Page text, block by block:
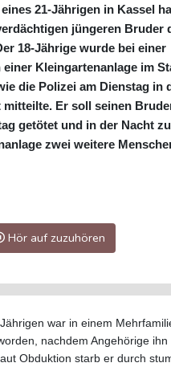
21-Jährigen in Kassel
jüngeren Bruder
18-Jährige wurde bei einer
Kleingartenanlage im
die Polizei am Dienstag in
mitteilte. Er soll seinen
getötet und in der Nacht
zwei weitere
Hör auf zuzuhören
war in einem
nachdem Angehörige
Obduktion starb er durch